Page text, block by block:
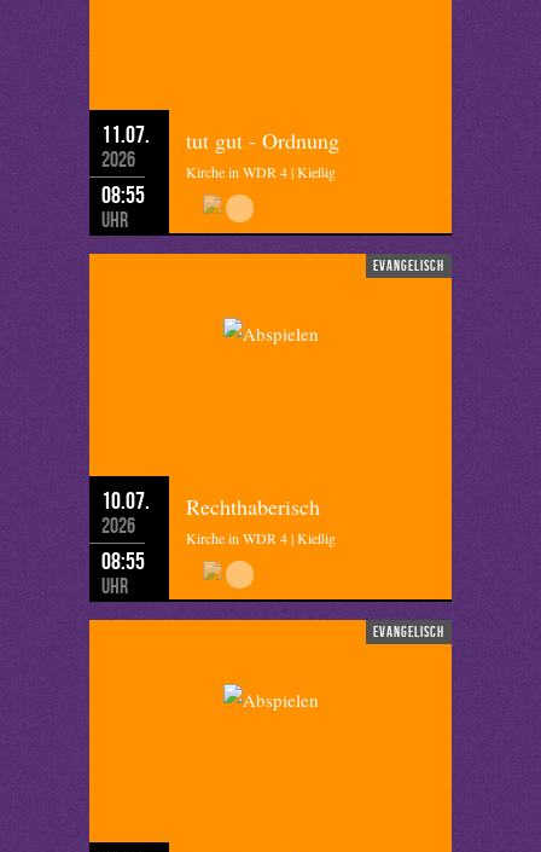
11.07.
2026
08:55
Uhr
tut gut - Ordnung
Kirche in WDR 4 | Kießig
evangelisch
10.07.
2026
08:55
Uhr
Rechthaberisch
Kirche in WDR 4 | Kießig
evangelisch